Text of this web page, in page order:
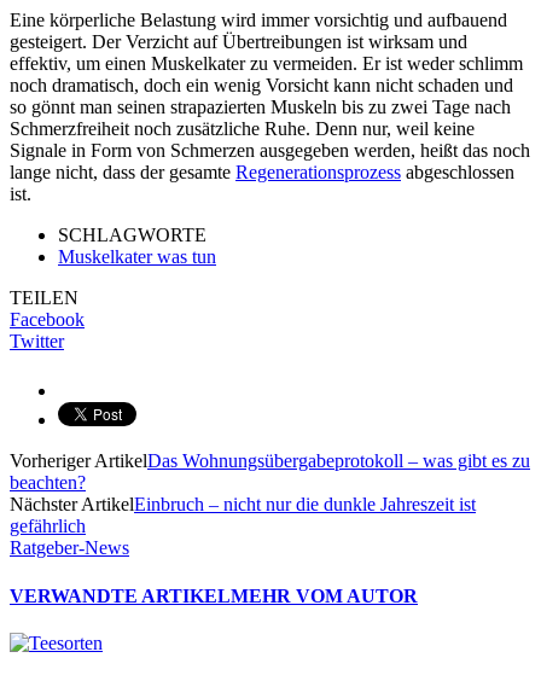
Eine körperliche Belastung wird immer vorsichtig und aufbauend
gesteigert. Der Verzicht auf Übertreibungen ist wirksam und
effektiv, um einen Muskelkater zu vermeiden. Er ist weder schlimm
noch dramatisch, doch ein wenig Vorsicht kann nicht schaden und
so gönnt man seinen strapazierten Muskeln bis zu zwei Tage nach
Schmerzfreiheit noch zusätzliche Ruhe. Denn nur, weil keine
Signale in Form von Schmerzen ausgegeben werden, heißt das noch
lange nicht, dass der gesamte Regenerationsprozess abgeschlossen
ist.
SCHLAGWORTE
Muskelkater was tun
TEILEN
Facebook
Twitter
Vorheriger ArtikelDas Wohnungsübergabeprotokoll – was gibt es zu
beachten?
Nächster ArtikelEinbruch – nicht nur die dunkle Jahreszeit ist
gefährlich
Ratgeber-News
VERWANDTE ARTIKELMEHR VOM AUTOR